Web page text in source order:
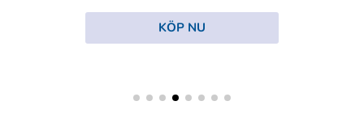
KÖP NU